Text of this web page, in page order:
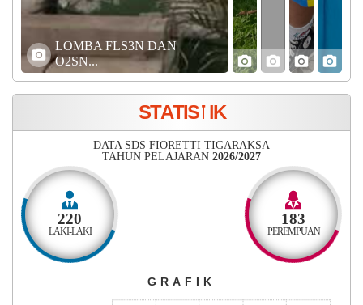
SDS FIORETTI TIGARAKSA
SDS FIORETTI TIGARAKSA
SDS FIORETTI TIGARAKSA
LOMBA FLS3N DAN
O2SN...
STATISTIK
DATA SDS FIORETTI TIGARAKSA
TAHUN PELAJARAN 2026/2027
220
LAKI-LAKI
183
PEREMPUAN
Bar chart with 3 bars.
GRAFIK